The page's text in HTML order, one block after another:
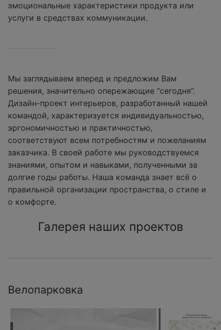
эмоциональные характеристики продукта или
услуги в средствах коммуникации.
Мы заглядываем вперед и предложим Вам
решения, значительно опережающие “сегодня”.
Дизайн-проект интерьеров, разработанный нашей
командой, характеризуется индивидуальностью,
эргономичностью и практичностью,
соответствуют всем потребностям и пожеланиям
заказчика. В своей работе мы руководствуемся
знаниями, опытом и навыками, полученными за
долгие годы работы. Наша команда знает всё о
правильной организации пространства, о стиле и
о комфорте.
Галерея наших проектов
Велопарковка